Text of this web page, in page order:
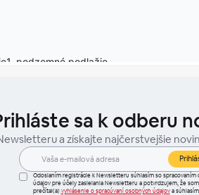
sa k odberu
a získajte najčerstvejšie
Odoslaním registrácie k Newsletteru súhlasím so spracovaním
údajov pre účely zasielania Newsletteru a potvrdzujem, že
prečítal(a) vyhlásenie o spracúvaní osobných údajova súhlasím